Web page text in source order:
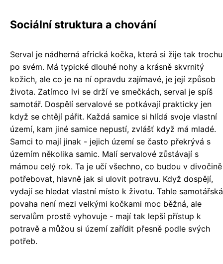
Sociální struktura a chování
Serval je nádherná africká kočka, která si žije tak trochu
po svém. Má typické dlouhé nohy a krásně skvrnitý
kožich, ale co je na ní opravdu zajímavé, je její způsob
života. Zatímco lvi se drží ve smečkách, serval je spíš
samotář. Dospělí servalové se potkávají prakticky jen
když se chtějí pářit. Každá samice si hlídá svoje vlastní
území, kam jiné samice nepustí, zvlášť když má mladé.
Samci to mají jinak - jejich území se často překrývá s
územím několika samic. Malí servalové zůstávají s
mámou celý rok. Ta je učí všechno, co budou v divočině
potřebovat, hlavně jak si ulovit potravu. Když dospějí,
vydají se hledat vlastní místo k životu. Tahle samotářská
povaha není mezi velkými kočkami moc běžná, ale
servalům prostě vyhovuje - mají tak lepší přístup k
potravě a můžou si území zařídit přesně podle svých
potřeb.